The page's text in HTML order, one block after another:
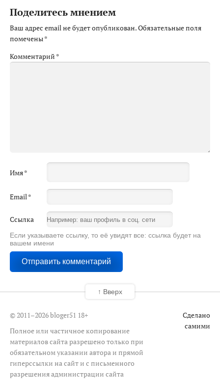
Поделитесь мнением
Ваш адрес email не будет опубликован.Обязательные поля
помечены*
Комментарий *
Имя*
Email*
Ссылка
Если указываете ссылку, то её увидят все: ссылка будет на
вашем имени
© 2011–2026 bloger51 18+
Полное или частичное копирование
материалов сайта разрешено только при
обязательном указании автора и прямой
гиперссылки на сайт и с письменного
разрешения администрации сайта
Сделано
самими
↑ Вверх